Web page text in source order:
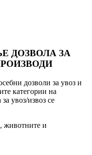
ДОЗВОЛА ЗА
дозволи за увоз и
категории на
увоз/извоз се
животните и